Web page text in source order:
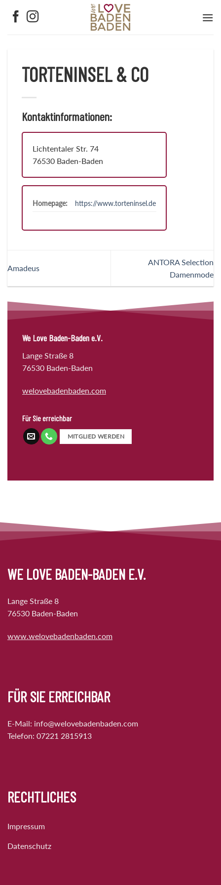
Inhalt
TORTENINSEL & CO
Kontaktinformationen:
Lichtentaler Str. 74
76530 Baden-Baden
Homepage: https://www.torteninsel.de
Amadeus
ANTORA Selection
Damenmode
We Love Baden-Baden e.V.
Lange Straße 8
76530 Baden-Baden
welovebadenbaden.com
Für Sie erreichbar
MITGLIED WERDEN
WE LOVE BADEN-BADEN E.V.
Lange Straße 8
76530 Baden-Baden
www.welovebadenbaden.com
FÜR SIE ERREICHBAR
E-Mail: info@welovebadenbaden.com
Telefon: 07221 2815913
RECHTLICHES
Impressum
Datenschutz